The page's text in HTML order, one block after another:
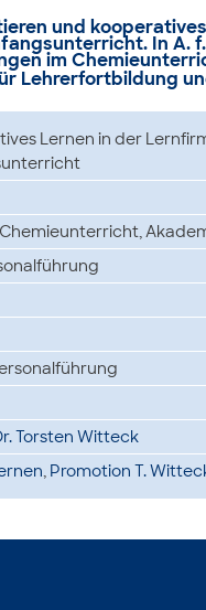
und
In A.
im
Lehrerfortbildung
Lernen in der
Torsten Witteck
, Promotion T.